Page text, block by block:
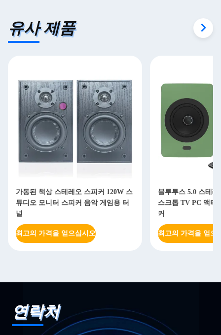
유사 제품
가동된 책상 스테레오 스피커 120W 스
튜디오 모니터 스피커 음악 게임용 터
널
최고의 가격을 얻으십시오
블루투스 5.0 스테
스크톱 TV PC 액티
커
최고의 가격을 얻으
연락처